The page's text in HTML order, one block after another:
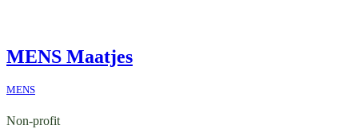
MENS Maatjes
MENS
Non-profit